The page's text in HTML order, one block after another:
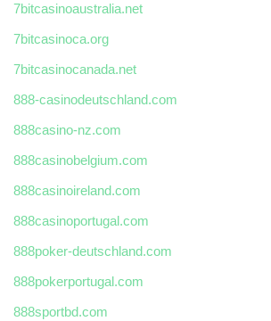
7bitcasinoaustralia.net
7bitcasinoca.org
7bitcasinocanada.net
888-casinodeutschland.com
888casino-nz.com
888casinobelgium.com
888casinoireland.com
888casinoportugal.com
888poker-deutschland.com
888pokerportugal.com
888sportbd.com